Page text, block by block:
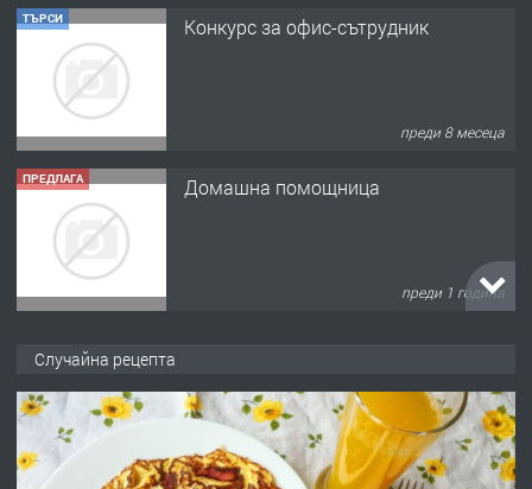
ТЪРСИ Конкурс за офис-сътрудник
преди 8 месеца
ПРЕДЛАГА Домашна помощница
преди 1 година
преди 2 години
Случайна рецепта